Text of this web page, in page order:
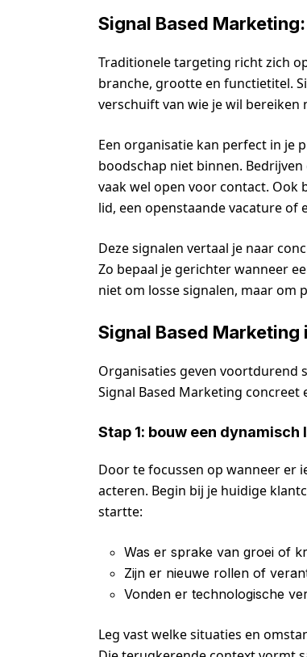
Signal Based Marketing:
Traditionele targeting richt zich
branche, grootte en functietitel.
verschuift van wie je wil bereiken
Een organisatie kan perfect in je
boodschap niet binnen.
vaak wel open voor contact. Ook
lid, een openstaande vacature of
Deze signalen vertaal je naar
Zo bepaal je gerichter wanneer
niet om losse signalen, maar om
Signal Based Marketing
Organisaties geven voortdurend
Signal Based Marketing concreet
Stap 1: bouw een dynamisch
Door te focussen op wanneer er
acteren. Begin bij je huidige
startte:
Was er sprake van groei of
Zijn er nieuwe rollen of
Vonden er technologische
Leg vast welke situaties en